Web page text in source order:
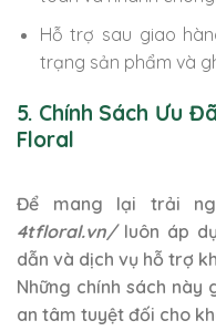
Hỗ trợ sau giao
trạng sản phẩm và
5. Chính Sách Ưu
Floral
Để mang lại trải
4tfloral.vn/luôn áp
dẫn và dịch vụ hỗ trợ
Những chính sách
an tâm tuyệt đối cho